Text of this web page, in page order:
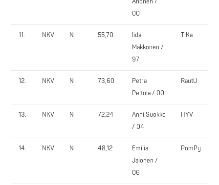
00
11. NKV N 55,70
Iida
Makkonen /
97
TiKa
12. NKV N 73,60
Petra
Peltola / 00
RautU
13. NKV N 72,24
Anni Suokko
/ 04
HYV
14. NKV N 48,12
Emilia
Jalonen /
06
PomPy